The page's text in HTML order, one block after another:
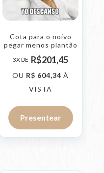
Cota para o noivo
pegar menos plantão
3X DE R$201,45
OU R$ 604,34 À
VISTA
Presentear